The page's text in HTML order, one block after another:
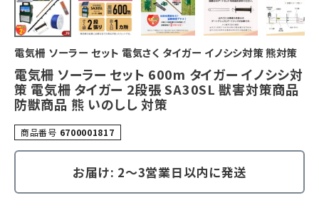
電気柵 ソーラー セット 電気さく タイガー イノシシ対策 熊対策
電気柵 ソーラー セット 600m タイガー イノシシ対
策 電気柵 タイガー 2段張 SA30SL 獣害対策商品
防獣商品 熊 いのしし 対策
商品番号 6700001817
お届け: 2～3営業日以内に発送